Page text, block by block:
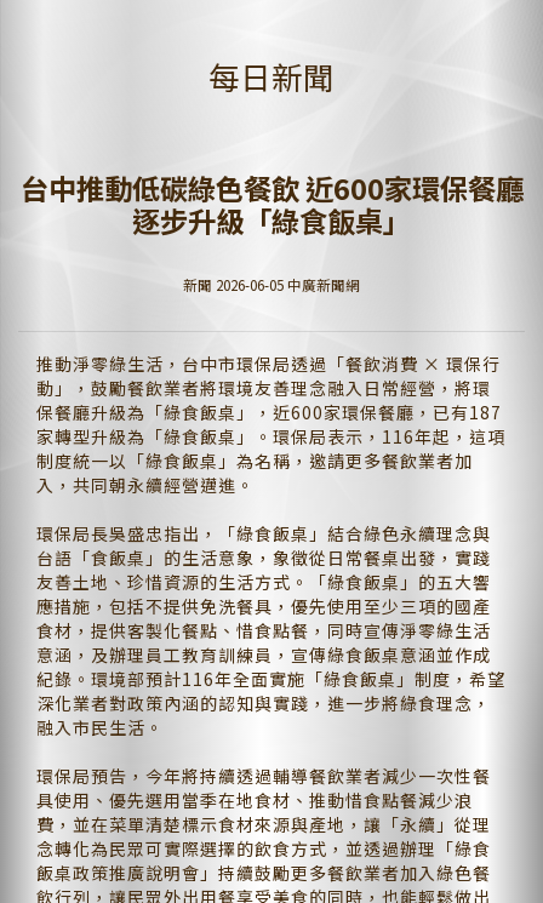
每日新聞
台中推動低碳綠色餐飲 近600家環保餐廳
逐步升級「綠食飯桌」
新聞 2026-06-05 中廣新聞網
推動淨零綠生活，台中市環保局透過「餐飲消費 × 環保行
動」，鼓勵餐飲業者將環境友善理念融入日常經營，將環
保餐廳升級為「綠食飯桌」，近600家環保餐廳，已有187
家轉型升級為「綠食飯桌」。環保局表示，116年起，這項
制度統一以「綠食飯桌」為名稱，邀請更多餐飲業者加
入，共同朝永續經營邁進。
環保局長吳盛忠指出，「綠食飯桌」結合綠色永續理念與
台語「食飯桌」的生活意象，象徵從日常餐桌出發，實踐
友善土地、珍惜資源的生活方式。「綠食飯桌」的五大響
應措施，包括不提供免洗餐具，優先使用至少三項的國產
食材，提供客製化餐點、惜食點餐，同時宣傳淨零綠生活
意涵，及辦理員工教育訓練員，宣傳綠食飯桌意涵並作成
紀錄。環境部預計116年全面實施「綠食飯桌」制度，希望
深化業者對政策內涵的認知與實踐，進一步將綠食理念，
融入市民生活。
環保局預告，今年將持續透過輔導餐飲業者減少一次性餐
具使用、優先選用當季在地食材、推動惜食點餐減少浪
費，並在菜單清楚標示食材來源與產地，讓「永續」從理
念轉化為民眾可實際選擇的飲食方式，並透過辦理「綠食
飯桌政策推廣說明會」持續鼓勵更多餐飲業者加入綠色餐
飲行列，讓民眾外出用餐享受美食的同時，也能輕鬆做出